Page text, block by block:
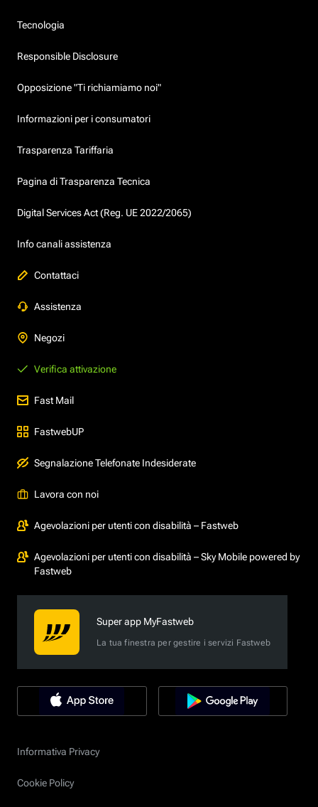
Tecnologia
Responsible Disclosure
Opposizione "Ti richiamiamo noi"
Informazioni per i consumatori
Trasparenza Tariffaria
Pagina di Trasparenza Tecnica
Digital Services Act (Reg. UE 2022/2065)
Info canali assistenza
Contattaci
Assistenza
Negozi
Verifica attivazione
Fast Mail
FastwebUP
Segnalazione Telefonate Indesiderate
Lavora con noi
Agevolazioni per utenti con disabilità – Fastweb
Agevolazioni per utenti con disabilità – Sky Mobile powered by
Fastweb
Super app MyFastweb
La tua finestra per gestire i servizi Fastweb
Informativa Privacy
Cookie Policy